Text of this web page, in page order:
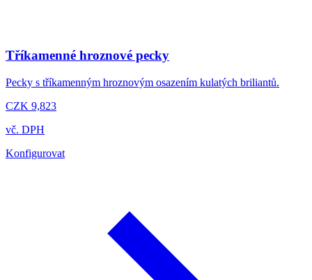
Tříkamenné hroznové pecky
Pecky s tříkamenným hroznovým osazením kulatých briliantů.
CZK 9,823
vč. DPH
Konfigurovat